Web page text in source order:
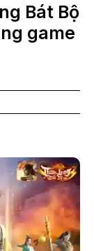
Bát Bộ
game